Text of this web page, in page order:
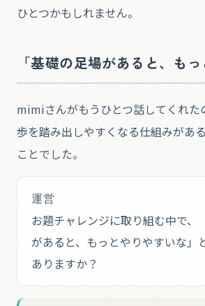
ひとつかもしれません。
「基礎の足場があると、もっ
mimiさんがもうひとつ話してくれた
歩を踏み出しやすくなる仕組みがあ
ことでした。
運営
お題チャレンジに取り組む中で、
があると、もっとやりやすいな」
ありますか？